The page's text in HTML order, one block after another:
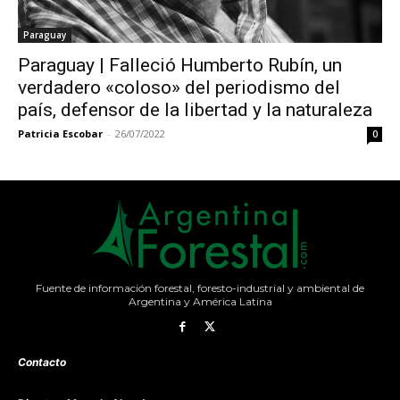
Paraguay
Paraguay | Falleció Humberto Rubín, un
verdadero «coloso» del periodismo del
país, defensor de la libertad y la naturaleza
Patricia Escobar - 26/07/2022 0
Fuente de información forestal, foresto-industrial y ambiental de
Argentina y América Latina
Contacto